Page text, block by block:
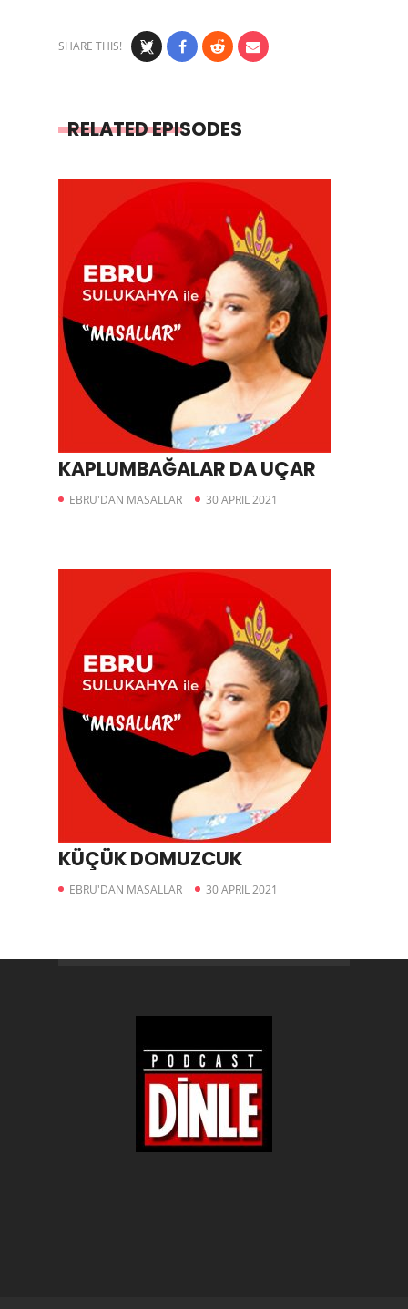
SHARE THIS!
RELATED EPISODES
KAPLUMBAĞALAR DA UÇAR
EBRU'DAN MASALLAR 30 APRIL 2021
KÜÇÜK DOMUZCUK
EBRU'DAN MASALLAR 30 APRIL 2021